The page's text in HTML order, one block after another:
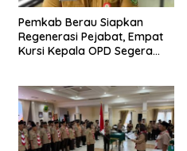
Pemkab Berau Siapkan
Regenerasi Pejabat, Empat
Kursi Kepala OPD Segera